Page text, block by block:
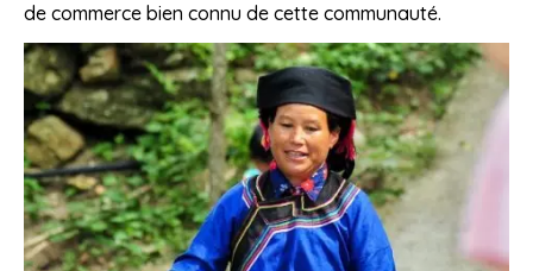
de commerce bien connu de cette communauté.